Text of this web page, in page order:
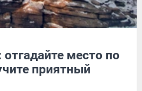
отгадайте место по
приятный